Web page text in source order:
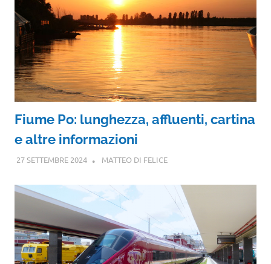
Fiume Po: lunghezza, affluenti, cartina
e altre informazioni
27 SETTEMBRE 2024 MATTEO DI FELICE